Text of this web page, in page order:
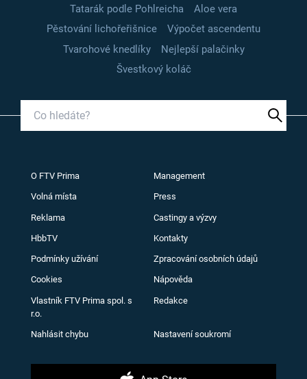
Tatarák podle Pohlreicha
Aloe vera
Pěstování lichořeřišnice
Výpočet ascendentu
Tvarohové knedlíky
Nejlepší palačinky
Švestkový koláč
O FTV Prima Management
Volná místa Press
Reklama Castingy a výzvy
HbbTV Kontakty
Podmínky užívání Zpracování osobních údajů
Cookies Nápověda
Vlastník FTV Prima spol. s
r.o.
Redakce
Nahlásit chybu Nastavení soukromí